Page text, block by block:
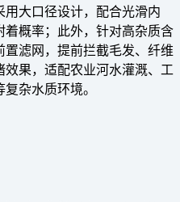
大口径设计，配合光滑内
概率；此外，针对高杂质含
滤网，提前拦截毛发、纤维
果，适配农业河水灌溉、工
杂水质环境。